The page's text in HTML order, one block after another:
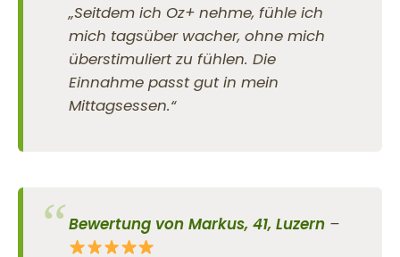
„Seitdem ich Oz+ nehme, fühle ich
mich tagsüber wacher, ohne mich
überstimuliert zu fühlen. Die
Einnahme passt gut in mein
Mittagsessen.“
Bewertung von Markus, 41, Luzern –